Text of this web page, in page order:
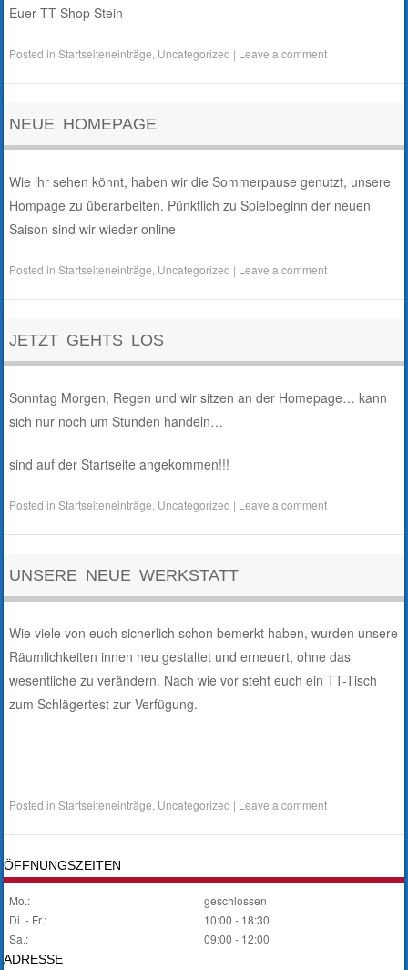
Euer TT-Shop Stein
Posted inStartseiteneinträge Uncategorized | Leave a comment
NEUE HOMEPAGE
Wie ihr sehen könnt, haben wir die Sommerpause genutzt, unsere
Hompage zu überarbeiten. Pünktlich zu Spielbeginn der neuen
Saison sind wir wieder online
Posted inStartseiteneinträge Uncategorized | Leave a comment
JETZT GEHTS LOS
Sonntag Morgen, Regen und wir sitzen an der Homepage… kann
sich nur noch um Stunden handeln…
sind auf der Startseite angekommen!!!
Posted inStartseiteneinträge Uncategorized | Leave a comment
UNSERE NEUE WERKSTATT
Wie viele von euch sicherlich schon bemerkt haben, wurden unsere
Räumlichkeiten innen neu gestaltet und erneuert, ohne das
wesentliche zu verändern. Nach wie vor steht euch ein TT-Tisch
zum Schlägertest zur Verfügung.
Posted inStartseiteneinträge Uncategorized | Leave a comment
ÖFFNUNGSZEITEN
Mo.:
geschlossen
Di. - Fr.:
10:00 - 18:30
Sa.:
09:00 - 12:00
ADRESSE